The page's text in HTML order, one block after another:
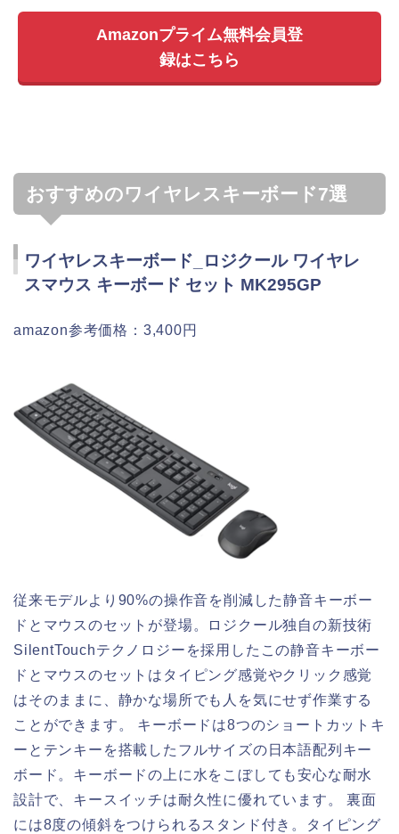
Amazonプライム無料会員登
録はこちら
おすすめのワイヤレスキーボード7選
ワイヤレスキーボード_ロジクール ワイヤレ
スマウス キーボード セット MK295GP
amazon参考価格：3,400円
従来モデルより90%の操作音を削減した静音キーボー
ドとマウスのセットが登場。ロジクール独自の新技術
SilentTouchテクノロジーを採用したこの静音キーボー
ドとマウスのセットはタイピング感覚やクリック感覚
はそのままに、静かな場所でも人を気にせず作業する
ことができます。 キーボードは8つのショートカットキ
ーとテンキーを搭載したフルサイズの日本語配列キー
ボード。キーボードの上に水をこぼしても安心な耐水
設計で、キースイッチは耐久性に優れています。 裏面
には8度の傾斜をつけられるスタンド付き。タイピング